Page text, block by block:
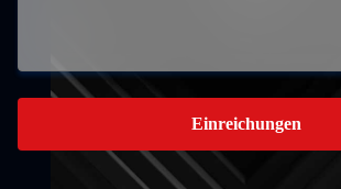
Einreichungen